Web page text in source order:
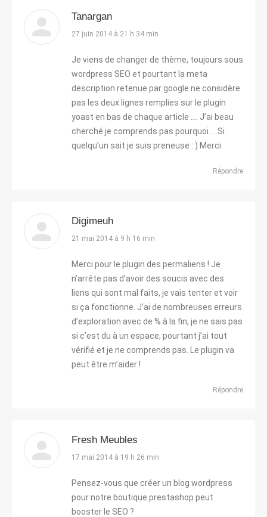
Tanargan
dit
27 juin 2014 à 21 h 34 min
Je viens de changer de thème, toujours sous
wordpress SEO et pourtant la meta
description retenue par google ne considère
pas les deux lignes remplies sur le plugin
yoast en bas de chaque article …. J’ai beau
cherché je comprends pas pourquoi … Si
quelqu’un sait je suis preneuse : ) Merci
Répondre
Digimeuh
dit
21 mai 2014 à 9 h 16 min
Merci pour le plugin des permaliens ! Je
n’arrête pas d’avoir des soucis avec des
liens qui sont mal faits, je vais tenter et voir
si ça fonctionne. J’ai de nombreuses erreurs
d’exploration avec de % à la fin, je ne sais pas
si c’est du à un espace, pourtant j’ai tout
vérifié et je ne comprends pas. Le plugin va
peut être m’aider !
Répondre
Fresh Meubles
dit
17 mai 2014 à 19 h 26 min
Pensez-vous que créer un blog wordpress
pour notre boutique prestashop peut
booster le SEO ?